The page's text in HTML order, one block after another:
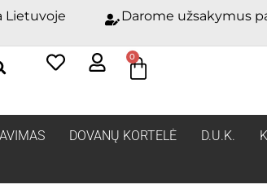
Lietuvoje Darome užsakymus
0
DOVANŲ KORTELĖ D.U.K.